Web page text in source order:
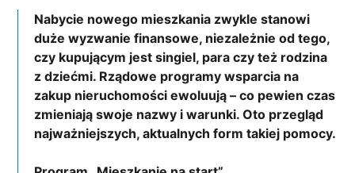
Nabycie nowego mieszkania zwykle stanowi
duże wyzwanie finansowe, niezależnie od tego,
czy kupującym jest singiel, para czy też rodzina
z dziećmi. Rządowe programy wsparcia na
zakup nieruchomości ewoluują – co pewien czas
zmieniają swoje nazwy i warunki. Oto przegląd
najważniejszych, aktualnych form takiej pomocy.